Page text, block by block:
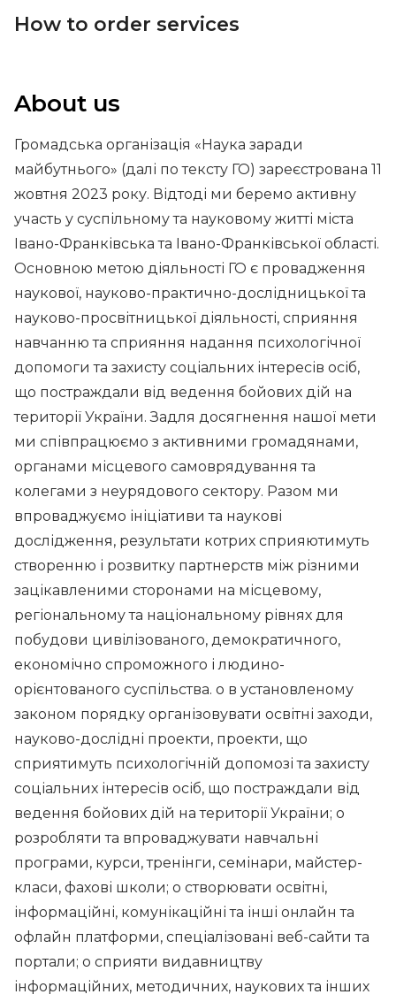
About us
Громадська організація «Наука заради
майбутнього» (далі по тексту ГО) зареєстрована 11
жовтня 2023 року. Відтоді ми беремо активну
участь у суспільному та науковому житті міста
Івано-Франківська та Івано-Франківської області.
Основною метою діяльності ГО є провадження
наукової, науково-практично-дослідницької та
науково-просвітницької діяльності, сприяння
навчанню та сприяння надання психологічної
допомоги та захисту соціальних інтересів осіб,
що постраждали від ведення бойових дій на
території України. Задля досягнення нашої мети
ми співпрацюємо з активними громадянами,
органами місцевого самоврядування та
колегами з неурядового сектору. Разом ми
впроваджуємо ініціативи та наукові
дослідження, результати котрих сприяютимуть
створенню і розвитку партнерств між різними
зацікавленими сторонами на місцевому,
регіональному та національному рівнях для
побудови цивілізованого, демократичного,
економічно спроможного і людино-
орієнтованого суспільства. o в установленому
законом порядку організовувати освітні заходи,
науково-дослідні проекти, проекти, що
сприятимуть психологічній допомозі та захисту
соціальних інтересів осіб, що постраждали від
ведення бойових дій на території України; o
розробляти та впроваджувати навчальні
програми, курси, тренінги, семінари, майстер-
класи, фахові школи; o створювати освітні,
інформаційні, комунікаційні та інші онлайн та
офлайн платформи, спеціалізовані веб-сайти та
портали; o сприяти видавництву
інформаційних, методичних, наукових та інших
How to order services